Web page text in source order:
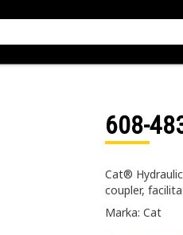
608-
Cat®
coupler,
Marka: Cat